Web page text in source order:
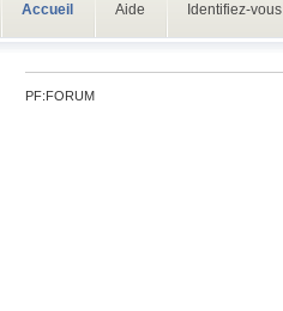
Accueil Aide Identifiez-vous
PF:FORUM